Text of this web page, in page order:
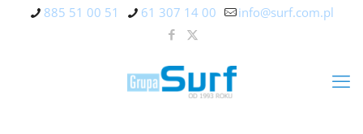
885 51 00 51 61 307 14 00 info@surf.com.pl